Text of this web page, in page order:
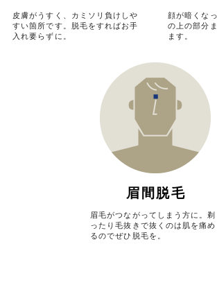
皮膚がうすく、カミソリ負けしや
すい箇所です。脱毛をすればお手
入れ要らずに。
顔が暗くな
の上の部分
ます。
眉間脱毛
眉毛がつながってしまう方に。剃
ったり毛抜きで抜くのは肌を痛め
るのでぜひ脱毛を。